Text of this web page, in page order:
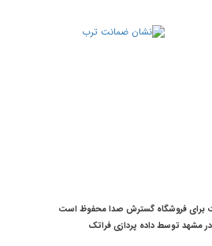
برای فروشگاه گسترش صدا محفوظ است
مشهد توسطداده پردازی فراتک